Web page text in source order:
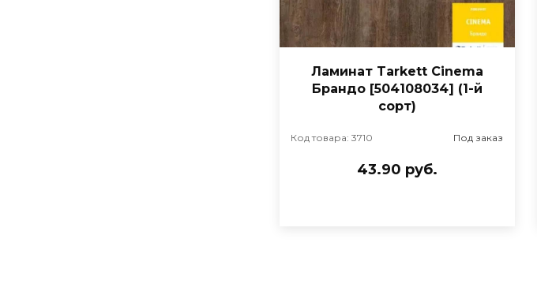
Ламинат Tarkett Cinema
Брандо [504108034] (1-й
сорт)
Код товара: 3710 Под заказ
43.90 руб.